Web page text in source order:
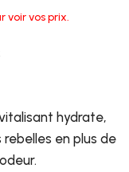
voir vos prix.
hydrate,
en plus de